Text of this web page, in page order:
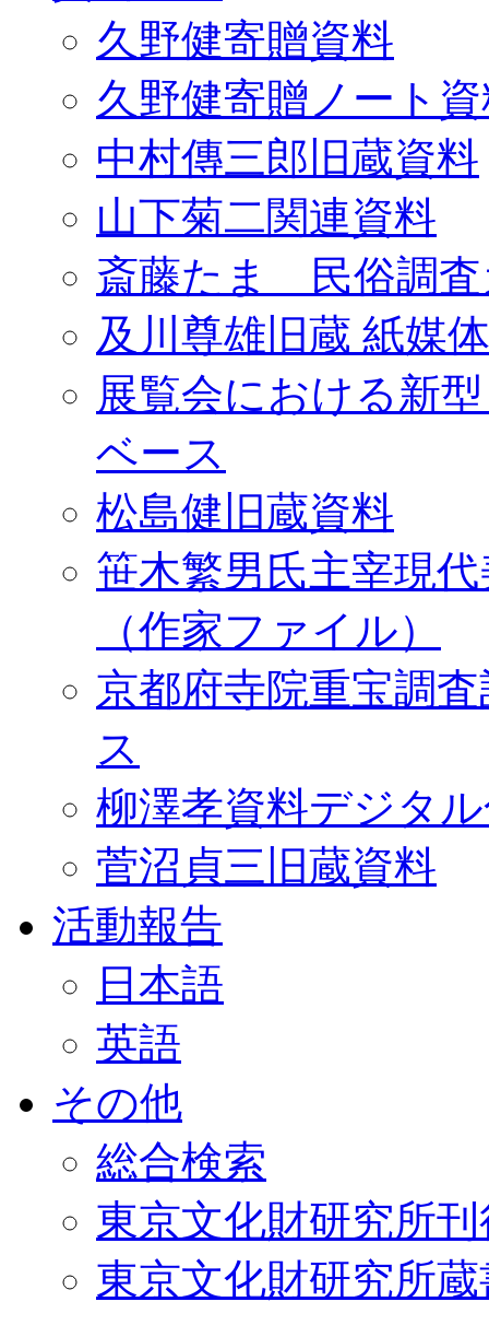
久野健寄贈資料
久野健寄贈ノート
中村傳三郎旧蔵資料
山下菊二関連資料
斎藤たま 民俗調査
及川尊雄旧蔵 紙媒
展覧会における新
ベース
松島健旧蔵資料
笹木繁男氏主宰現
（作家ファイル）
京都府寺院重宝調
ス
柳澤孝資料デジタ
菅沼貞三旧蔵資料
活動報告
日本語
英語
その他
総合検索
東京文化財研究所
東京文化財研究所